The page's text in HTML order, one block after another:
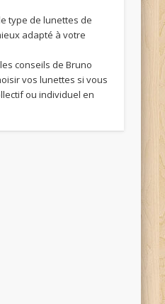
type de lunettes de
adapté à votre
conseils de Bruno
vos lunettes si vous
ou individuel en